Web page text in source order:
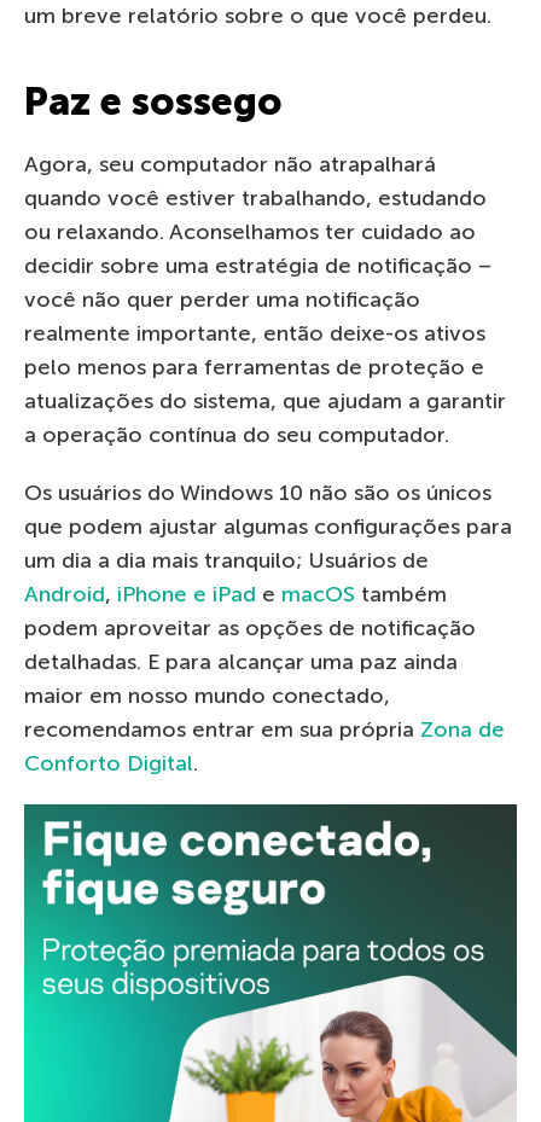
um breve relatório sobre o que você perdeu.
Paz e sossego
Agora, seu computador não atrapalhará
quando você estiver trabalhando, estudando
ou relaxando. Aconselhamos ter cuidado ao
decidir sobre uma estratégia de notificação –
você não quer perder uma notificação
realmente importante, então deixe-os ativos
pelo menos para ferramentas de proteção e
atualizações do sistema, que ajudam a garantir
a operação contínua do seu computador.
Os usuários do Windows 10 não são os únicos
que podem ajustar algumas configurações para
um dia a dia mais tranquilo; Usuários de
Android, iPhone e iPad e macOS também
podem aproveitar as opções de notificação
detalhadas. E para alcançar uma paz ainda
maior em nosso mundo conectado,
recomendamos entrar em sua própria Zona de
Conforto Digital.